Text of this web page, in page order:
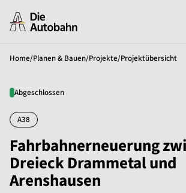
Home/Planen & Bauen/Projekte/Projektübersicht
Abgeschlossen
A38
Fahrbahnerneuerung
Dreieck Drammetal und
Arenshausen